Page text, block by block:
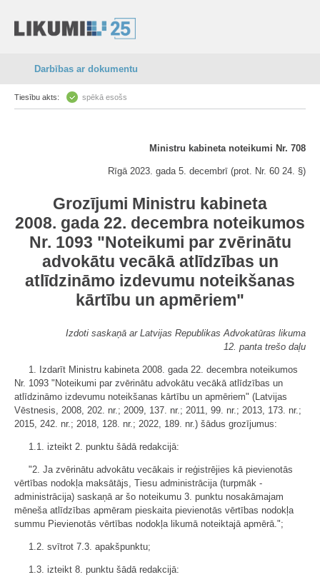
Darbības ar dokumentu
Tiesību akts: spēkā esošs
Ministru kabineta noteikumi Nr. 708
Rīgā 2023. gada 5. decembrī (prot. Nr. 60 24. §)
Grozījumi Ministru kabineta
2008. gada 22. decembra noteikumos
Nr. 1093 "Noteikumi par zvērinātu
advokātu vecākā atlīdzības un
atlīdzināmo izdevumu noteikšanas
kārtību un apmēriem"
Izdoti saskaņā ar Latvijas Republikas Advokatūras likuma
12. panta trešo daļu
1. Izdarīt Ministru kabineta 2008. gada 22. decembra noteikumos
Nr. 1093 "Noteikumi par zvērinātu advokātu vecākā atlīdzības un
atlīdzināmo izdevumu noteikšanas kārtību un apmēriem" (Latvijas
Vēstnesis, 2008, 202. nr.; 2009, 137. nr.; 2011, 99. nr.; 2013, 173. nr.;
2015, 242. nr.; 2018, 128. nr.; 2022, 189. nr.) šādus grozījumus:
1.1. izteikt 2. punktu šādā redakcijā:
"2. Ja zvērinātu advokātu vecākais ir reģistrējies kā pievienotās
vērtības nodokļa maksātājs, Tiesu administrācija (turpmāk -
administrācija) saskaņā ar šo noteikumu 3. punktu nosakāmajam
mēneša atlīdzības apmēram pieskaita pievienotās vērtības nodokļa
summu Pievienotās vērtības nodokļa likumā noteiktajā apmērā.";
1.2. svītrot 7.3. apakšpunktu;
1.3. izteikt 8. punktu šādā redakcijā: